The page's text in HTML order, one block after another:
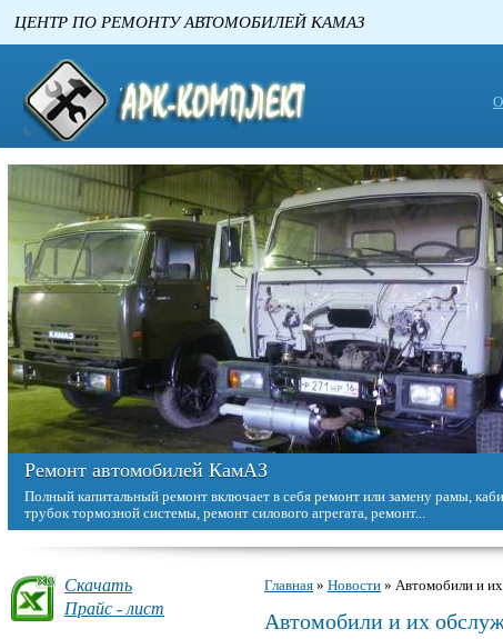
ЦЕНТР ПО РЕМОНТУ АВТОМОБИЛЕЙ
Ремонт двигателей КАМАЗ
Двигатель – это сердце любого автомобиля. Однако в отличие от сердца
можно восстановить, сделав капремонт.
Скачать
Прайс - лист
Вы здесь
Главная » Новости » Автомобили и
Автомобили и их